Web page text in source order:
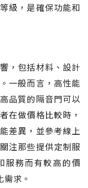
級，是確保功能和
，包括材料、設計
一般而言，高性能
品質的隔音門可以
在做價格比較時，
差異，並參考線上
注那些提供定制服
服務而有較高的價
求。